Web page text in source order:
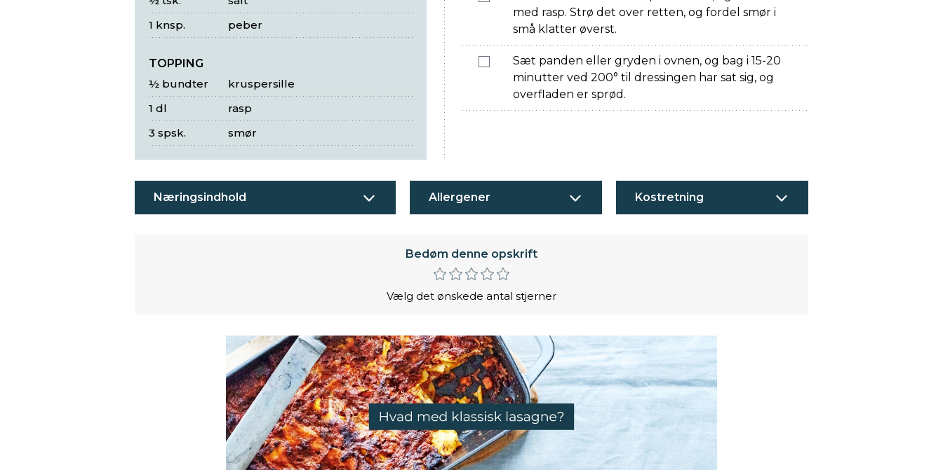
peber
1 knsp.
TOPPING
kruspersille
½ bundter
rasp
1 dl
smør
3 spsk.
med rasp. Strø det over retten, og fordel smør i
små klatter øverst.
Sæt panden eller gryden i ovnen, og bag i 15-20
minutter ved 200° til dressingen har sat sig, og
overfladen er sprød.
Næringsindhold Allergener Kostretning
Bedøm denne opskrift
Vælg det ønskede antal stjerner